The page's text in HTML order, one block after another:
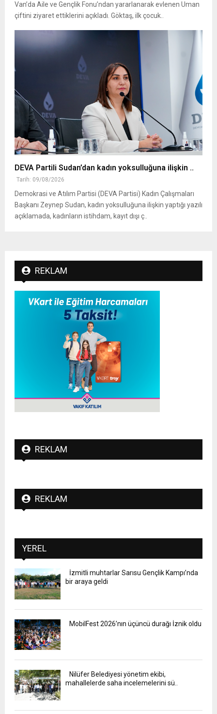
Van’da Aile ve Gençlik Fonu’ndan yararlanarak evlenen Uman
çiftini ziyaret ettiklerini açıkladı. Göktaş, ilk çocuk..
DEVA Partili Sudan’dan kadın yoksulluğuna ilişkin ..
Tarih: 09/08/2026
Demokrasi ve Atılım Partisi (DEVA Partisi) Kadın Çalışmaları
Başkanı Zeynep Sudan, kadın yoksulluğuna ilişkin yaptığı yazılı
açıklamada, kadınların istihdam, kayıt dışı ç..
REKLAM
REKLAM
REKLAM
YEREL
İzmitli muhtarlar Sarısu Gençlik Kampı’nda
bir araya geldi
MobilFest 2026’nın üçüncü durağı İznik oldu
Nilüfer Belediyesi yönetim ekibi,
mahallelerde saha incelemelerini sü..